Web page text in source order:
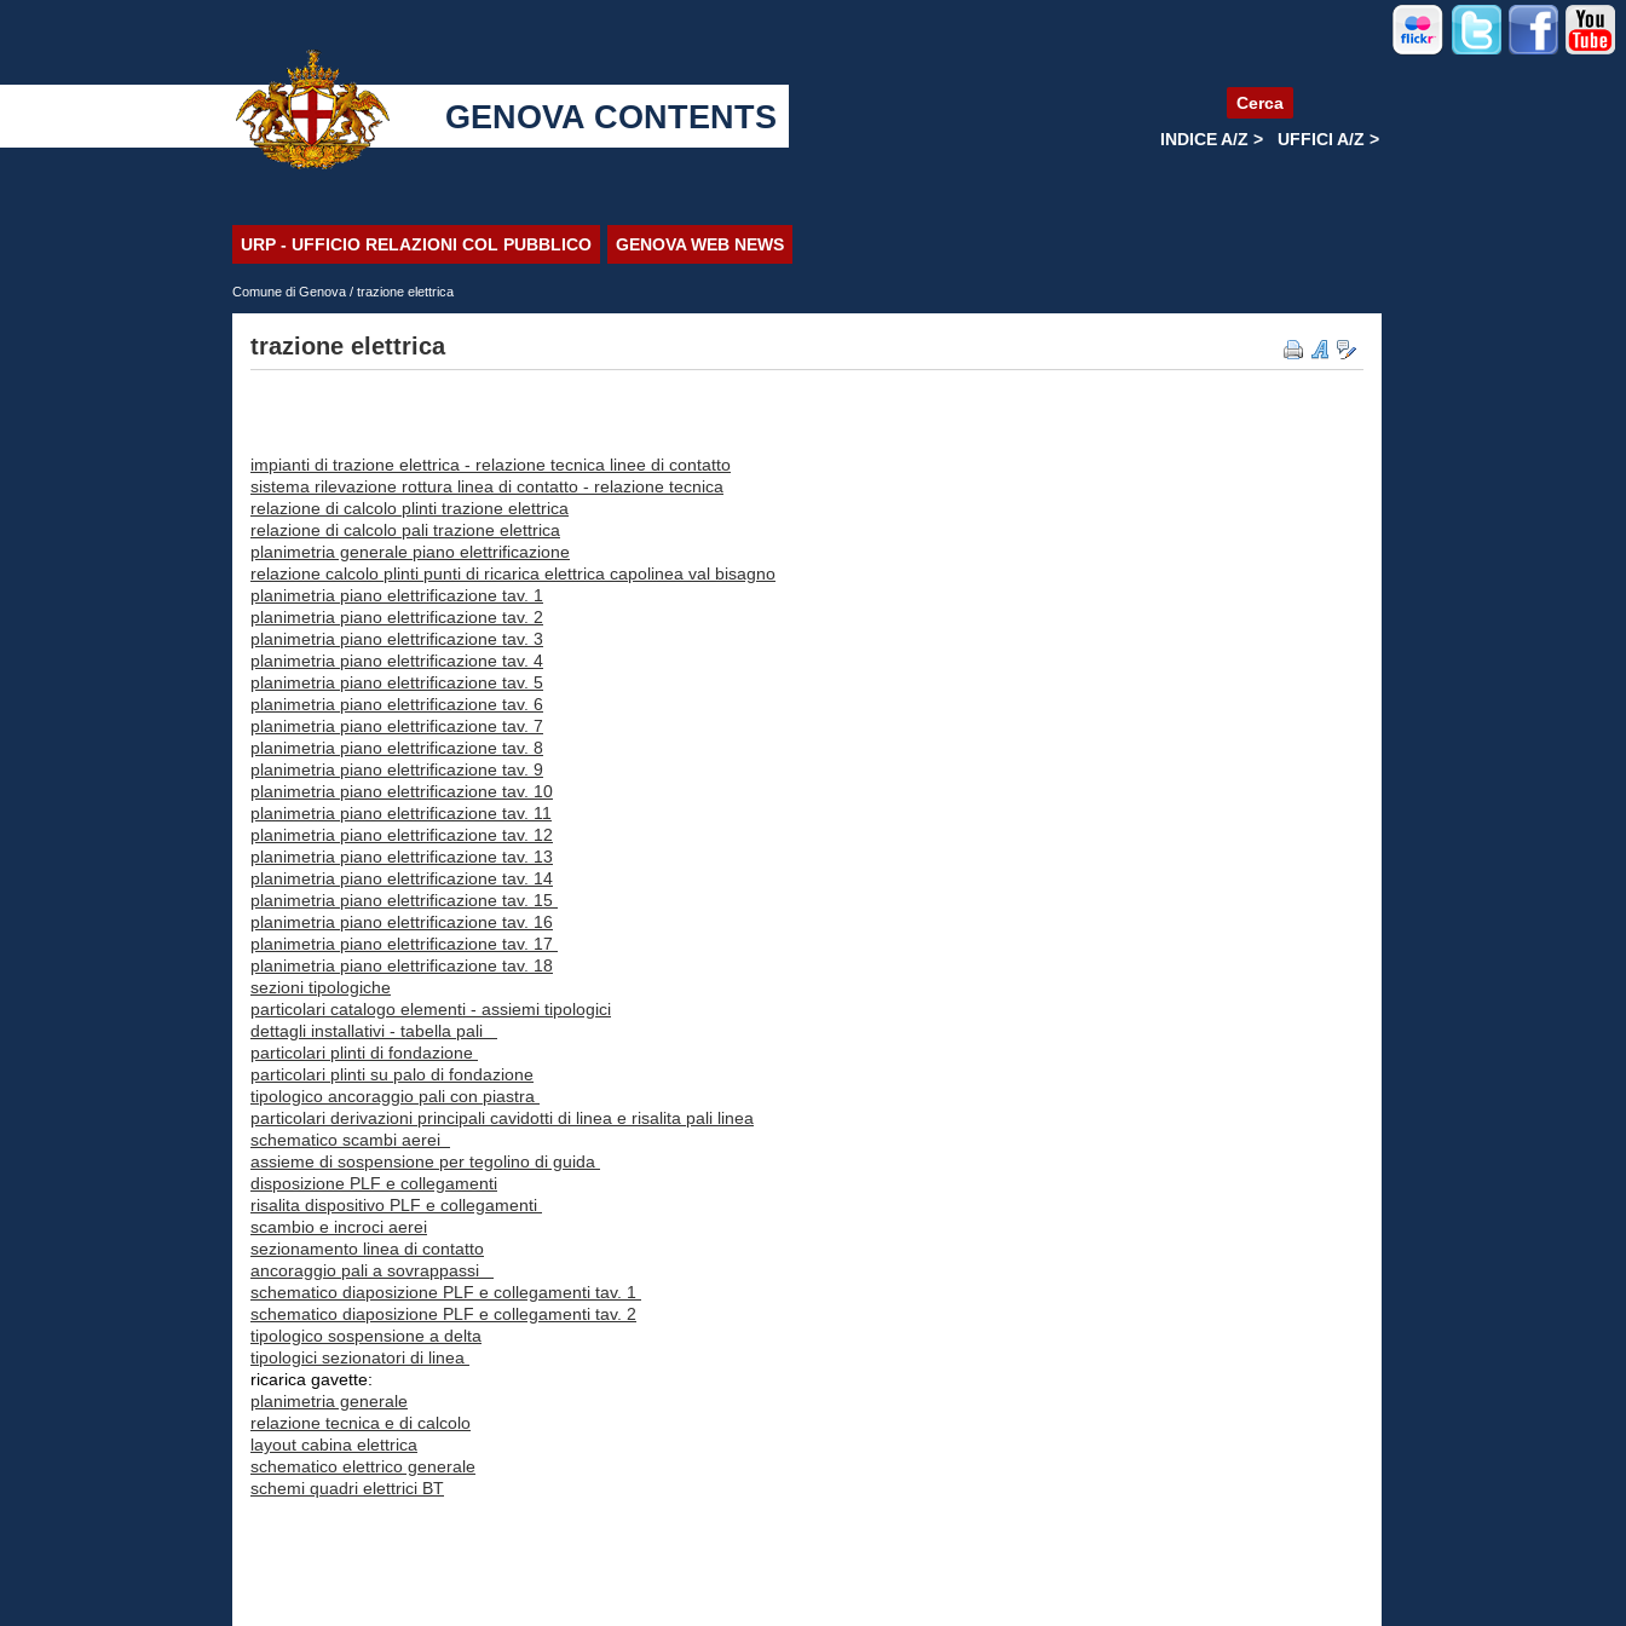
GENOVA CONTENTS
Cerca
INDICE A/Z >
UFFICI A/Z >
URP - UFFICIO RELAZIONI COL PUBBLICO GENOVA WEB NEWS
Comune di Genova / trazione elettrica
trazione elettrica
impianti di trazione elettrica - relazione tecnica linee di contatto
sistema rilevazione rottura linea di contatto - relazione tecnica
relazione di calcolo plinti trazione elettrica
relazione di calcolo pali trazione elettrica
planimetria generale piano elettrificazione
relazione calcolo plinti punti di ricarica elettrica capolinea val bisagno
planimetria piano elettrificazione tav. 1
planimetria piano elettrificazione tav. 2
planimetria piano elettrificazione tav. 3
planimetria piano elettrificazione tav. 4
planimetria piano elettrificazione tav. 5
planimetria piano elettrificazione tav. 6
planimetria piano elettrificazione tav. 7
planimetria piano elettrificazione tav. 8
planimetria piano elettrificazione tav. 9
planimetria piano elettrificazione tav. 10
planimetria piano elettrificazione tav. 11
planimetria piano elettrificazione tav. 12
planimetria piano elettrificazione tav. 13
planimetria piano elettrificazione tav. 14
planimetria piano elettrificazione tav. 15
planimetria piano elettrificazione tav. 16
planimetria piano elettrificazione tav. 17
planimetria piano elettrificazione tav. 18
sezioni tipologiche
particolari catalogo elementi - assiemi tipologici
dettagli installativi - tabella pali
particolari plinti di fondazione
particolari plinti su palo di fondazione
tipologico ancoraggio pali con piastra
particolari derivazioni principali cavidotti di linea e risalita pali linea
schematico scambi aerei
assieme di sospensione per tegolino di guida
disposizione PLF e collegamenti
risalita dispositivo PLF e collegamenti
scambio e incroci aerei
sezionamento linea di contatto
ancoraggio pali a sovrappassi
schematico diaposizione PLF e collegamenti tav. 1
schematico diaposizione PLF e collegamenti tav. 2
tipologico sospensione a delta
tipologici sezionatori di linea
ricarica gavette:
planimetria generale
relazione tecnica e di calcolo
layout cabina elettrica
schematico elettrico generale
schemi quadri elettrici BT